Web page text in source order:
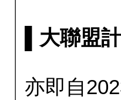
▌大聯盟
亦即自